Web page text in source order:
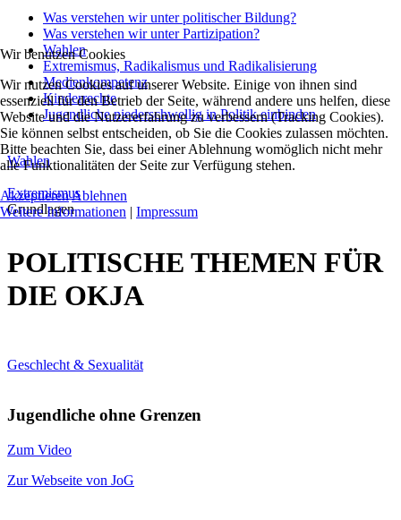
Was verstehen wir unter politischer Bildung?
Was verstehen wir unter Partizipation?
Wahlen
Extremismus, Radikalismus und Radikalisierung
Medienkompetenz
Kinderrechte
Jugendliche niederschwellig in Politik einbinden
Wahlen
Extremismus
Grundlagen
POLITISCHE THEMEN FÜR
DIE OKJA
Geschlecht & Sexualität
Jugendliche ohne Grenzen
Zum Video
Zur Webseite von JoG
Wir benutzen Cookies
Wir nutzen Cookies auf unserer Website. Einige von ihnen sind
essenziell für den Betrieb der Seite, während andere uns helfen, diese
Website und die Nutzererfahrung zu verbessern (Tracking Cookies).
Sie können selbst entscheiden, ob Sie die Cookies zulassen möchten.
Bitte beachten Sie, dass bei einer Ablehnung womöglich nicht mehr
alle Funktionalitäten der Seite zur Verfügung stehen.
AkzeptierenAblehnen
Weitere Informationen | Impressum